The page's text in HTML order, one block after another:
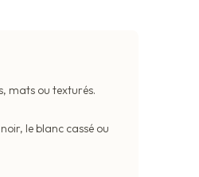
mats ou texturés.
le blanc cassé ou